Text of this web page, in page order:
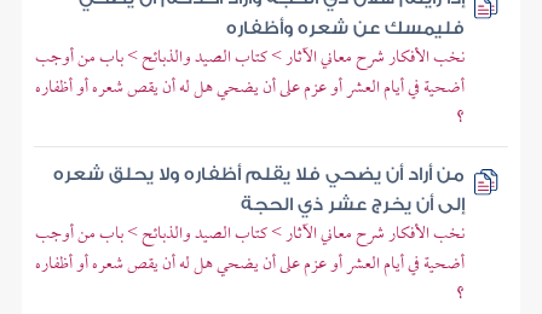
فليمسك عن شعره وأظفاره
نخب الأفكار شرح معاني الآثار > كتاب الصيد والذبائح > باب من أوجب
أضحية في أيام العشر أو عزم على أن يضحي هل له أن يقص شعره أو أظفاره
؟
من أراد أن يضحي فلا يقلم أظفاره ولا يحلق شعره
إلى أن يخرج عشر ذي الحجة
نخب الأفكار شرح معاني الآثار > كتاب الصيد والذبائح > باب من أوجب
أضحية في أيام العشر أو عزم على أن يضحي هل له أن يقص شعره أو أظفاره
؟